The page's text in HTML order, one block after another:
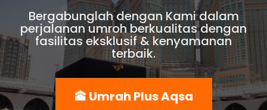
Bergabunglah dengan Kami dalam
perjalanan umroh berkualitas dengan
fasilitas eksklusif & kenyamanan
terbaik.
🕋 Umrah Plus Aqsa